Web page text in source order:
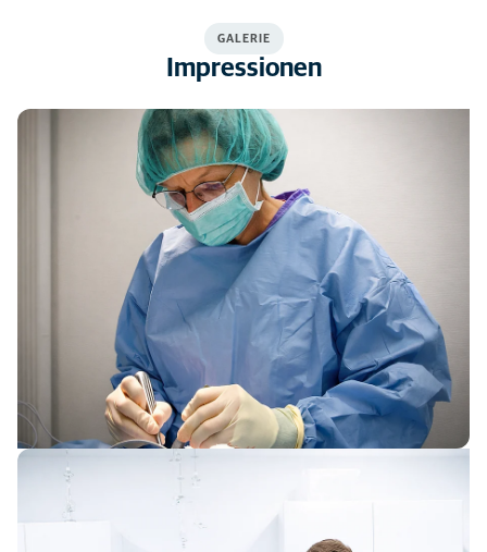
GALERIE
Impressionen